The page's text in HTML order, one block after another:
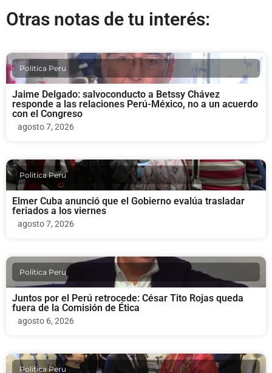
Otras notas de tu interés:
Politica Peru
Jaime Delgado: salvoconducto a Betssy Chávez
responde a las relaciones Perú-México, no a un acuerdo
con el Congreso
agosto 7, 2026
Politica Peru
Elmer Cuba anunció que el Gobierno evalúa trasladar
feriados a los viernes
agosto 7, 2026
Politica Peru
Juntos por el Perú retrocede: César Tito Rojas queda
fuera de la Comisión de Ética
agosto 6, 2026
Politica Peru